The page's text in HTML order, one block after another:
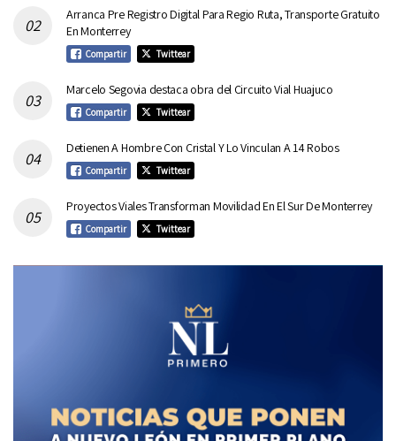
Arranca Pre Registro Digital Para Regio Ruta, Transporte Gratuito
En Monterrey
Compartir Twittear
Marcelo Segovia destaca obra del Circuito Vial Huajuco
Compartir Twittear
Detienen A Hombre Con Cristal Y Lo Vinculan A 14 Robos
Compartir Twittear
Proyectos Viales Transforman Movilidad En El Sur De Monterrey
Compartir Twittear